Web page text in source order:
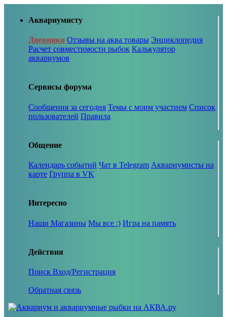
Аквариумисту
Дневники Отзывы на аква товары Энциклопедия
Расчет совместимости рыбок Калькулятор
аквариумов
Сервисы форума
Сообщения за сегодня Темы с моим участием Список
пользователей Правила
Общение
Календарь событий Чат в Telegram Аквариумисты на
карте Группа в VK
Интересно
Наши Магазины Мы все :) Игра на память
Действия
Поиск Вход/Регистрация
Обратная связь